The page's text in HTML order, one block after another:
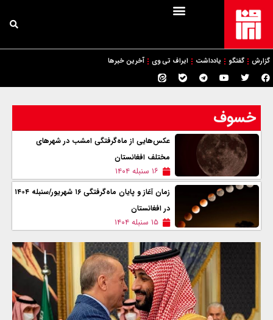
گزارش گفتگو یادداشت ایراف تی وی آخرین خبرها
خسوف
عکس‌هایی از ماه‌گرفتگی امشب در شهرهای
مختلف افغانستان
۱۶ سنبله ۱۴۰۴
زمان آغاز و پایان ماه‌گرفتگی ۱۶ شهریور/سنبله ۱۴۰۴
در افغانستان
۱۵ سنبله ۱۴۰۴